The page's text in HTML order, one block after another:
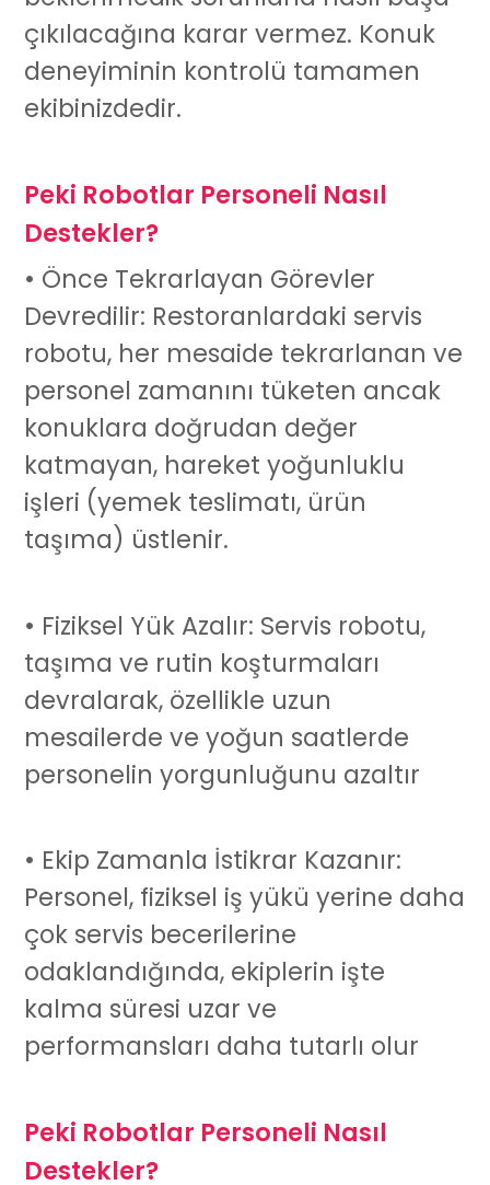
çıkılacağına karar vermez. Konuk
deneyiminin kontrolü tamamen
ekibinizdedir.
Peki Robotlar Personeli Nasıl
Destekler?
• Önce Tekrarlayan Görevler
Devredilir: Restoranlardaki servis
robotu, her mesaide tekrarlanan ve
personel zamanını tüketen ancak
konuklara doğrudan değer
katmayan, hareket yoğunluklu
işleri (yemek teslimatı, ürün
taşıma) üstlenir.
• Fiziksel Yük Azalır: Servis robotu,
taşıma ve rutin koşturmaları
devralarak, özellikle uzun
mesailerde ve yoğun saatlerde
personelin yorgunluğunu azaltır
• Ekip Zamanla İstikrar Kazanır:
Personel, fiziksel iş yükü yerine daha
çok servis becerilerine
odaklandığında, ekiplerin işte
kalma süresi uzar ve
performansları daha tutarlı olur
Peki Robotlar Personeli Nasıl
Destekler?